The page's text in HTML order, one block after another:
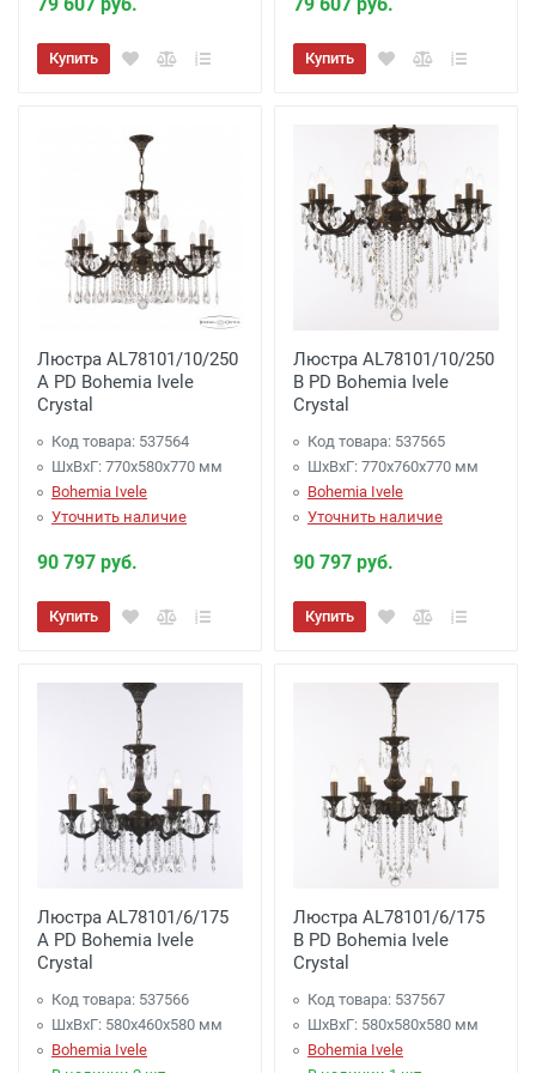
заказе более 3000 рублей), до подъезда;
Акция: Доставка до: Наро-Фоминск,
Апрелевка, п.Селятино, п.Московский -
Бесплатно
(при заказе более 7000 рублей),
до подъезда;
менее 7000 рублей. -
300 рублей
Компании- (для Регионов) Подробнее
Купить Купить
Люстра AL78101/10/250
A PD Bohemia Ivele
Crystal
Код товара: 537564
ШхВхГ: 770х580x770 мм
Bohemia Ivele
Уточнить наличие
90 797 руб.
Купить
Люстра AL78101/10/250
B PD Bohemia Ivele
Crystal
Код товара: 537565
ШхВхГ: 770х760x770 мм
Bohemia Ivele
Уточнить наличие
90 797 руб.
Купить
Люстра AL78101/6/175
A PD Bohemia Ivele
Crystal
Код товара: 537566
ШхВхГ: 580х460x580 мм
Bohemia Ivele
Люстра AL78101/6/175
B PD Bohemia Ivele
Crystal
Код товара: 537567
ШхВхГ: 580х580x580 мм
Bohemia Ivele